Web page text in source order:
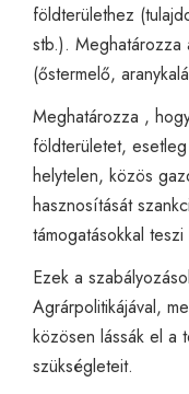
földterülethez
stb.).
(őstermelő,
Meghatározza ,
földterületet,
helytelen, közös
hasznosítását
támogatásokkal
Ezek a
Agrárpolitikájával,
közösen lássák el a
szükségleteit.